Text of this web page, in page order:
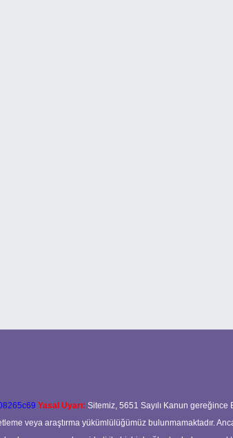
Yasal Uyarı: Sitemiz, 5651 Sayılı Kanun gereğince
veya araştırma yükümlülüğümüz bulunmamaktadır.